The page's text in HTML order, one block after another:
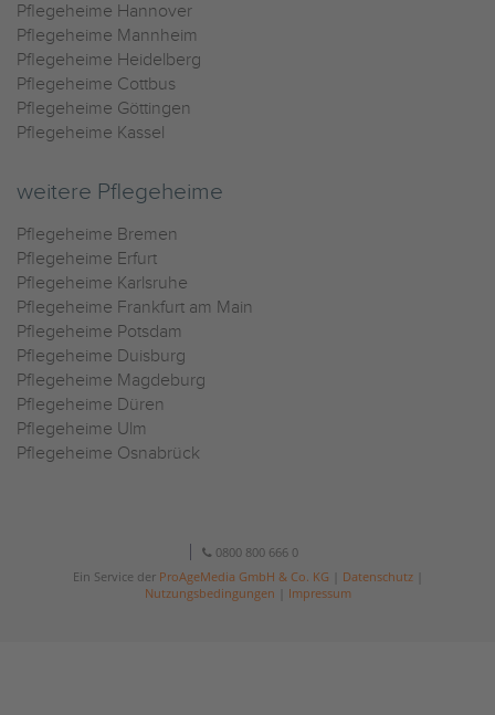
Pflegeheime Hannover
Pflegeheime Mannheim
Pflegeheime Heidelberg
Pflegeheime Cottbus
Pflegeheime Göttingen
Pflegeheime Kassel
weitere Pflegeheime
Pflegeheime Bremen
Pflegeheime Erfurt
Pflegeheime Karlsruhe
Pflegeheime Frankfurt am Main
Pflegeheime Potsdam
Pflegeheime Duisburg
Pflegeheime Magdeburg
Pflegeheime Düren
Pflegeheime Ulm
Pflegeheime Osnabrück
0800 800 666 0
Ein Service der ProAgeMedia GmbH & Co. KG Datenschutz|
Nutzungsbedingungen
Impressum